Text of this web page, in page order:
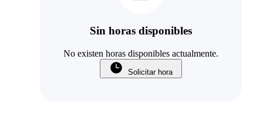
Sin horas disponibles
No existen horas disponibles actualmente.
Solicitar hora